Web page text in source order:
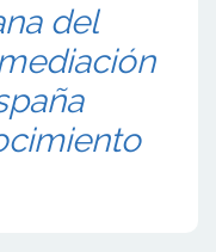
del